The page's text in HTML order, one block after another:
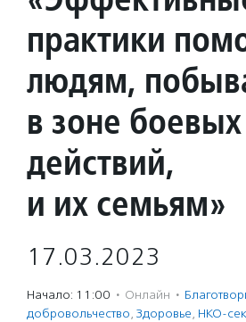
практики
людям,
в зоне боевых
действий,
и их семьям»
17.03.2023
Начало: 11:00 · Онлайн ·
доброволь­чест­во, Здоровье, НКО-